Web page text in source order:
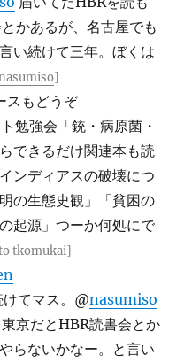
かあるが、名古屋でも
い続けて三年。ぼくは
]
スもどうぞ
勉強会「銃・病原菌・
できるだけ関連本も読
ンディアスの破壊につ
の生態史観」「貧困の
起源」つーか何処にで
tkomukai]
てマス。@nasumiso
京だとHBR読書会とか
らないかなー。と言い